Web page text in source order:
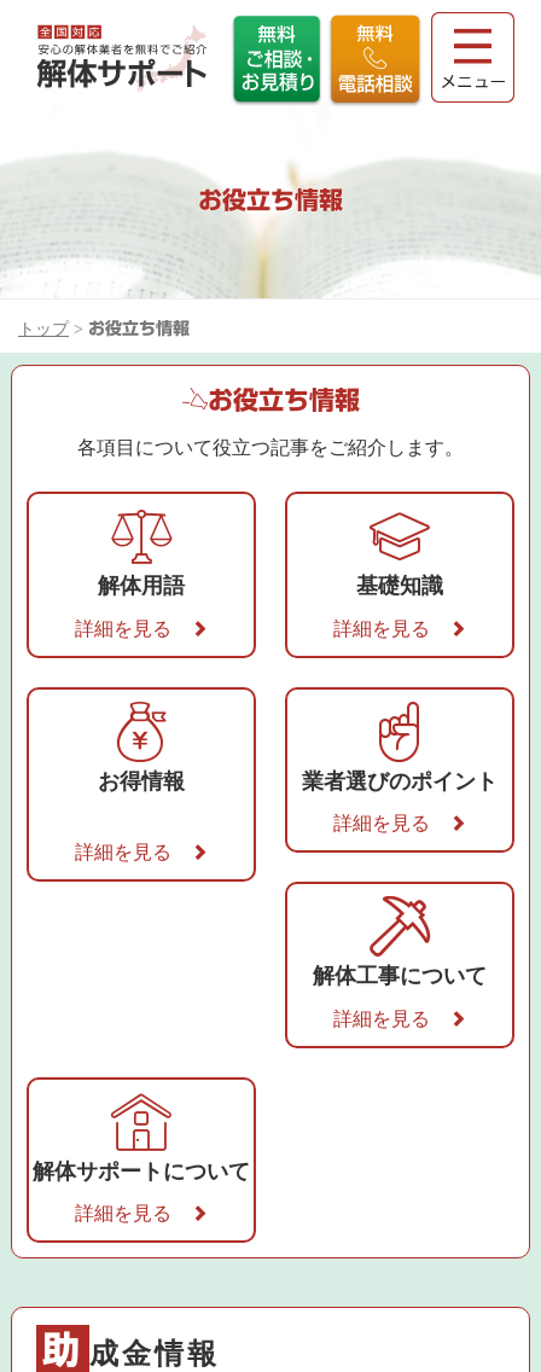
お役立ち情報
トップ > お役立ち情報
お役立ち情報
各項目について役立つ記事をご紹介します。
解体用語
詳細を見る
基礎知識
詳細を見る
お得情報
詳細を見る
業者選びのポイント
詳細を見る
解体工事について
詳細を見る
解体サポートについて
詳細を見る
助 成金情報